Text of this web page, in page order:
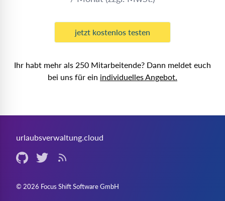
jetzt kostenlos testen
Ihr habt mehr als 250 Mitarbeitende? Dann meldet euch
bei uns für ein individuelles Angebot.
urlaubsverwaltung.cloud
© 2026 Focus Shift Software GmbH